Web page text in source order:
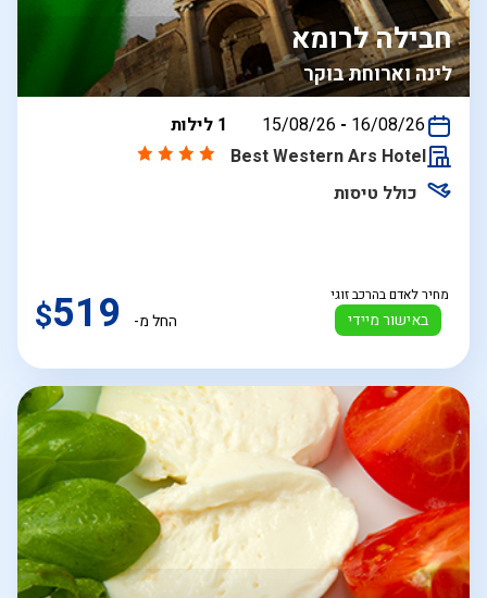
לינה וארוחת בוקר
חבילה לרומא
בין
15/08/26 - 16/08/26
1 לילות
Best Western Ars Hotel
כולל טיסות
באישור מיידי
מחיר לאדם בהרכב זוגי
החל מ- $519